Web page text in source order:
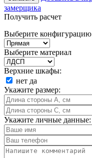
замерщика
Получить расчет
Выберите конфигурацию
Выберите материал
Верхние шкафы:
нет да
Укажите размер:
Укажите личные данные: